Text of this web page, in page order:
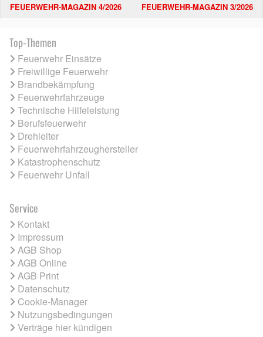
FEUERWEHR-MAGAZIN 4/2026 FEUERWEHR-MAGAZIN 3/2026
Top-Themen
Feuerwehr Einsätze
Freiwillige Feuerwehr
Brandbekämpfung
Feuerwehrfahrzeuge
Technische Hilfeleistung
Berufsfeuerwehr
Drehleiter
Feuerwehrfahrzeughersteller
Katastrophenschutz
Feuerwehr Unfall
Service
Kontakt
Impressum
AGB Shop
AGB Online
AGB Print
Datenschutz
Cookie-Manager
Nutzungsbedingungen
Verträge hier kündigen